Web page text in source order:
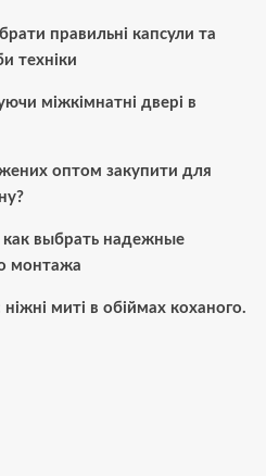
правильні капсули та
техніки
міжкімнатні двері в
оптом закупити для
выбрать надежные
монтажа
миті в обіймах коханого.